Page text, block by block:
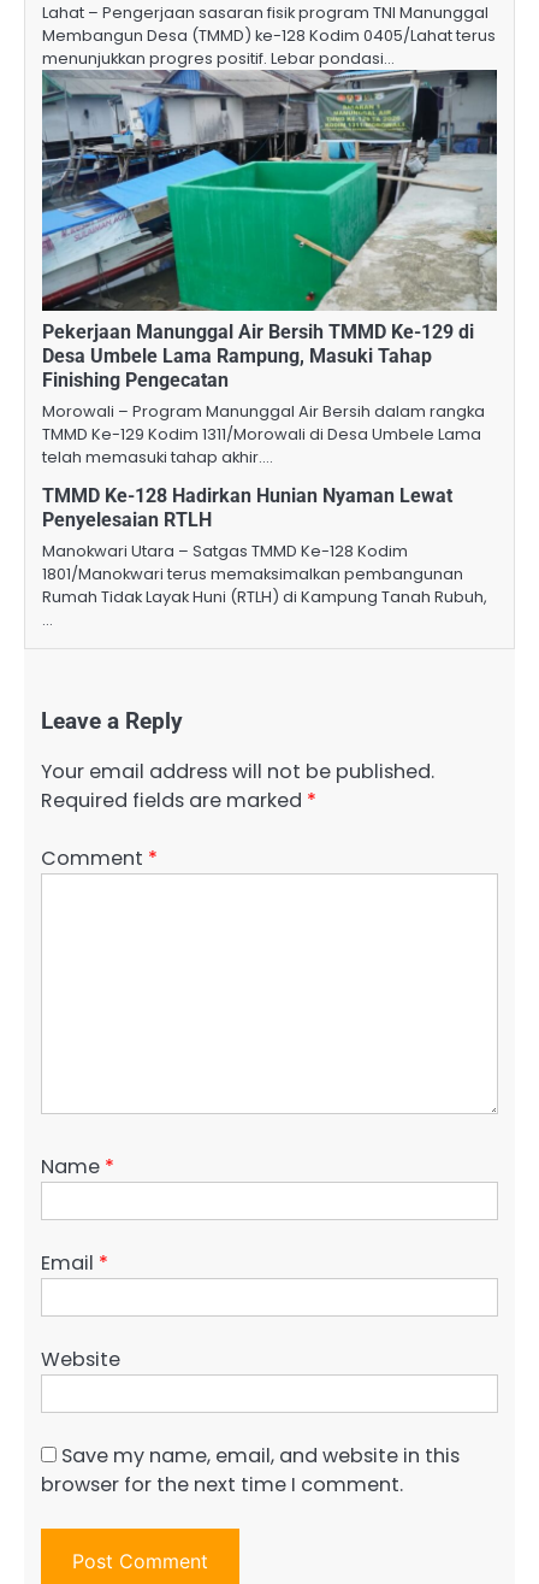
Lahat – Pengerjaan sasaran fisik program TNI Manunggal
Membangun Desa (TMMD) ke-128 Kodim 0405/Lahat terus
menunjukkan progres positif. Lebar pondasi…
Pekerjaan Manunggal Air Bersih TMMD Ke-129 di
Desa Umbele Lama Rampung, Masuki Tahap
Finishing Pengecatan
Morowali – Program Manunggal Air Bersih dalam rangka
TMMD Ke-129 Kodim 1311/Morowali di Desa Umbele Lama
telah memasuki tahap akhir.…
TMMD Ke-128 Hadirkan Hunian Nyaman Lewat
Penyelesaian RTLH
Manokwari Utara – Satgas TMMD Ke-128 Kodim
1801/Manokwari terus memaksimalkan pembangunan
Rumah Tidak Layak Huni (RTLH) di Kampung Tanah Rubuh,
…
Leave a Reply
Your email address will not be published.
Required fields are marked *
Comment *
Name *
Email *
Website
Save my name, email, and website in this
browser for the next time I comment.